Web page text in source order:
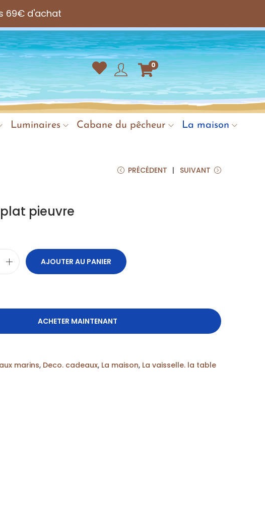
69€ d'achat
0
Luminaires Cabane du pêcheur
La maison
PRÉCÉDENT SUIVANT
pieuvre
AJOUTER AU PANIER
ACHETER MAINTENANT
marins, Deco. cadeaux, La maison, La vaisselle. la table